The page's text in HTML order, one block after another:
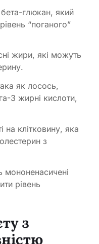
бета-глюкан, який
“поганого”
жири, які можуть
як лосось,
3 жирні кислоти,
на клітковину, яка
з
мононенасичені
рівень
з